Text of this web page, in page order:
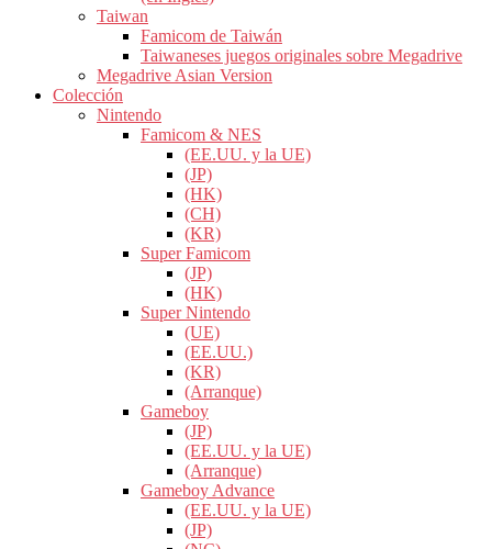
Taiwan
Famicom de Taiwán
Taiwaneses juegos originales sobre Megadrive
Megadrive Asian Version
Colección
Nintendo
Famicom & NES
(EE.UU. y la UE)
(JP)
(HK)
(CH)
(KR)
Super Famicom
(JP)
(HK)
Super Nintendo
(UE)
(EE.UU.)
(KR)
(Arranque)
Gameboy
(JP)
(EE.UU. y la UE)
(Arranque)
Gameboy Advance
(EE.UU. y la UE)
(JP)